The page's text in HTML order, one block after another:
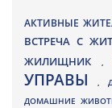
АКТИВНЫЕ
ВСТРЕЧА С
ЖИЛИЩНИК
,
УПРАВЫ,
ДОМАШНИЕ